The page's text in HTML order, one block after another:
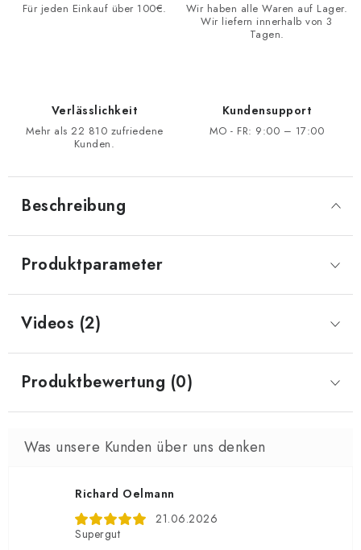
Für jeden Einkauf über 100€.
Wir haben alle Waren auf Lager.
Wir liefern innerhalb von 3
Tagen.
Verlässlichkeit
Mehr als 22 810 zufriedene
Kunden.
Kundensupport
MO - FR: 9:00 – 17:00
Beschreibung
Produktparameter
Videos (2)
Produktbewertung (0)
Richard Oelmann
21.06.2026
Supergut